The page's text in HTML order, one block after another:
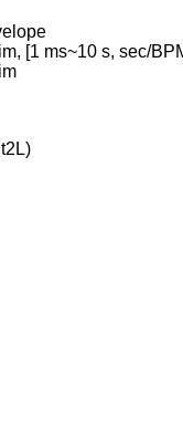
[1 ms~10 s, sec/